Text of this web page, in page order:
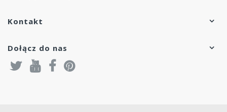
Kontakt
Dołącz do nas